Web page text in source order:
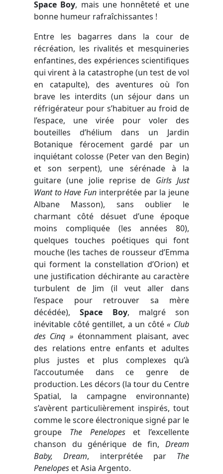
Space Boy, mais une honnêteté et une
bonne humeur rafraîchissantes !
Entre les bagarres dans la cour de
récréation, les rivalités et mesquineries
enfantines, des expériences scientifiques
qui virent à la catastrophe (un test de vol
en catapulte), des aventures où l’on
brave les interdits (un séjour dans un
réfrigérateur pour s’habituer au froid de
l’espace, une virée pour voler des
bouteilles d’hélium dans un Jardin
Botanique férocement gardé par un
inquiétant colosse (Peter van den Begin)
et son serpent), une sérénade à la
guitare (une jolie reprise de Girls Just
Want to Have Fun interprétée par la jeune
Albane Masson), sans oublier le
charmant côté désuet d’une époque
moins compliquée (les années 80),
quelques touches poétiques qui font
mouche (les taches de rousseur d’Emma
qui forment la constellation d’Orion) et
une justification déchirante au caractère
turbulent de Jim (il veut aller dans
l’espace pour retrouver sa mère
décédée),Space Boy, malgré son
inévitable côté gentillet, a un côté« Club
des Cinq » étonnamment plaisant, avec
des relations entre enfants et adultes
plus justes et plus complexes qu’à
l’accoutumée dans ce genre de
production. Les décors (la tour du Centre
Spatial, la campagne environnante)
s’avèrent particulièrement inspirés, tout
comme le score électronique signé par le
groupe The Penelopeset l’excellente
chanson du générique de fin, Dream
Baby, Dream, interprétée par The
Penelopes et Asia Argento.